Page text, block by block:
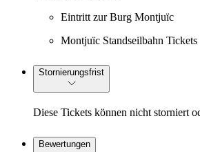
Eintritt zur Burg Montjuïc
Montjuïc Standseilbahn Tickets
Stornierungsfrist
Diese Tickets können nicht storniert
Bewertungen